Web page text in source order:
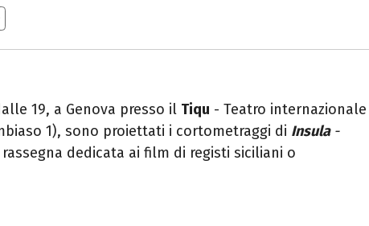
19, a Genova presso il Tiqu - Teatro internazionale
1), sono proiettati i cortometraggi di Insula -
dedicata ai film di registi siciliani o